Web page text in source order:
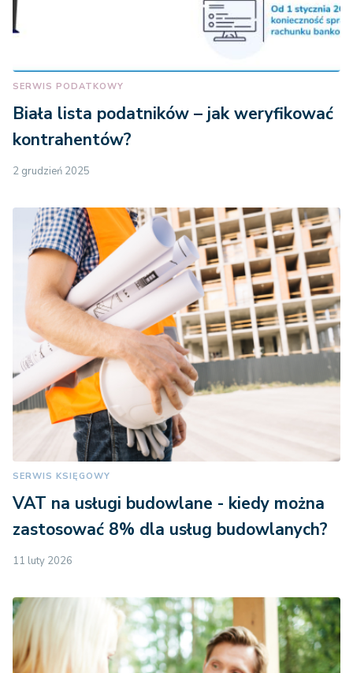
SERWIS PODATKOWY
Biała lista podatników – jak weryfikować
kontrahentów?
2 grudzień 2025
SERWIS KSIĘGOWY
VAT na usługi budowlane - kiedy można
zastosować 8% dla usług budowlanych?
11 luty 2026